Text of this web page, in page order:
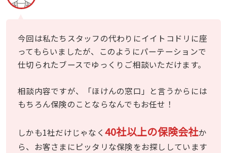
今回は私たちスタッフの代わりにイイトコドリに座
ってもらいましたが、このようにパーテーションで
仕切られたブースでゆっくりご相談いただけます。
相談内容ですが、「ほけんの窓口」と言うからには
もちろん保険のことならなんでもお任せ！
しかも1社だけじゃなく 40社以上の保険会社か
ら、お客さまにピッタリな保険をお探ししています